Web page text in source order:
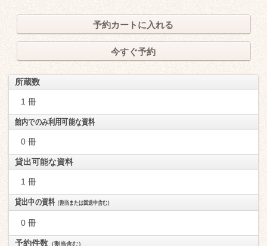
予約カートに入れる
今すぐ予約
所蔵数
1 冊
館内でのみ利用可能な資料
0 冊
貸出可能な資料
1 冊
貸出中の資料（割当または回送中含む）
0 冊
予約件数 （割当含む）